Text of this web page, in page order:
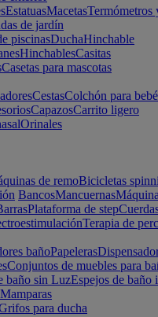
EstatuasMacetasTermómetros
de jardín
piscinasDuchaHinchable
HinchablesCasitas
Casetas para mascotas
CestasColchón para bebé
CapazosCarrito ligero
Orinales
de remoBicicletas
BancosMancuernas
Plataforma de step
Terapia de
bañoPapeleras
Conjuntos de muebles para
baño sin LuzEspejos de baño
Mamparas
para ducha